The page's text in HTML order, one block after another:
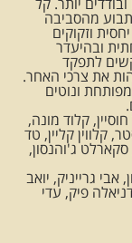
מהסביבה
וזקוקים
ובהיעדר
לתפקד
את צרכי האחר.
ונוטים
קלוד מונה,
קלווין קליין, טד
סקארלט ג'והנסון,
גרייניק, יואב
פיק, עדי